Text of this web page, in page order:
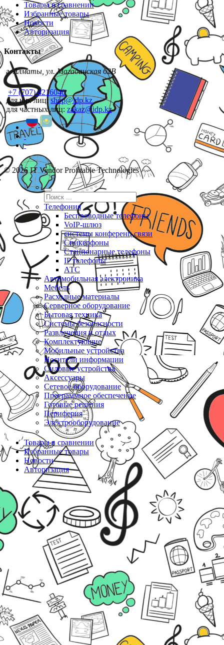
Товары в сравнении
Избранные товары
Новости
Авторизация
Контакты
г. Алматы, ул. Магаданская 62В
+7 (707) 4216040
для юр. лиц:shop@idp.kz
для частных лиц: zakaz@idp.kz
© 2026 IT Vendor Profitable Technologies
Телефония
Беспроводные телефоны
VoIP-шлюз
системы конференц связи
Спикерфоны
Стационарные телефоны
IP телефоны
АТС
Автомобильная электроника
Мебель
Расходные материалы
Серверное оборудование
Бытовая техника
Системы безопасности
Развлечения и отдых
Комплектующие
Мобильные устройства
Носители информации
Силовые устройства
Аксессуары
Сетевое оборудование
Программное обеспечение
Готовые решения
Периферия
Электрооборудование
Товары в сравнении
Избранные товары
Новости
Авторизация